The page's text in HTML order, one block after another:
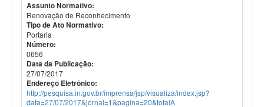
Assunto Normativo:
Renovação de Reconhecimento
Tipo de Ato Normativo:
Portaria
Número:
0656
Data da Publicação:
27/07/2017
Endereço Eletrônico:
http://pesquisa.in.gov.br/imprensa/jsp/visualiza/index.jsp?
data=27/07/2017&jornal=1&pagina=20&totalA